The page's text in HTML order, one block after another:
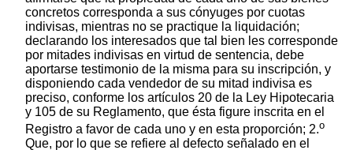
concretos corresponda a sus cónyuges por cuotas
indivisas, mientras no se practique la liquidación;
declarando los interesados que tal bien les corresponde
por mitades indivisas en virtud de sentencia, debe
aportarse testimonio de la misma para su inscripción, y
disponiendo cada vendedor de su mitad indivisa es
preciso, conforme los artículos 20 de la Ley Hipotecaria
y 105 de su Reglamento, que ésta figure inscrita en el
Registro a favor de cada uno y en esta proporción; 2.o
Que, por lo que se refiere al defecto señalado en el